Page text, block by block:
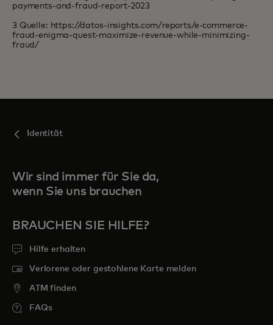
payments-and-fraud-report-2023
3 Quelle: https://datos-insights.com/reports/e-commerce-
fraud-enigma-quest-maximize-revenue-while-minimizing-
fraud/
Identität
Wir sind immer für Sie da,
wenn Sie uns brauchen
BRAUCHEN SIE HILFE?
Hilfe erhalten
Verlorene oder gestohlene Karte melden
ATM finden
FAQs